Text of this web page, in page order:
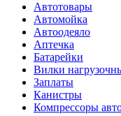
Автотовары
Автомойка
Автоодеяло
Аптечка
Батарейки
Вилки
Заплаты
Канистры
Компрессоры